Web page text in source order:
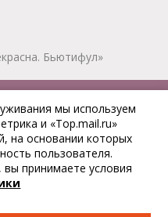
Бьютифул»
мы используем
и «Top.mail.ru»
на основании которых
пользователя.
принимаете условия